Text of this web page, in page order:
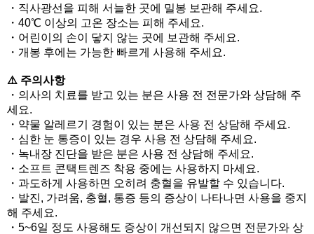
・직사광선을 피해 서늘한 곳에 밀봉 보관해 주세요.
・40℃ 이상의 고온 장소는 피해 주세요.
・어린이의 손이 닿지 않는 곳에 보관해 주세요.
・개봉 후에는 가능한 빠르게 사용해 주세요.
⚠️ 주의사항
・의사의 치료를 받고 있는 분은 사용 전 전문가와 상담해 주
세요.
・약물 알레르기 경험이 있는 분은 사용 전 상담해 주세요.
・심한 눈 통증이 있는 경우 사용 전 상담해 주세요.
・녹내장 진단을 받은 분은 사용 전 상담해 주세요.
・소프트 콘택트렌즈 착용 중에는 사용하지 마세요.
・과도하게 사용하면 오히려 충혈을 유발할 수 있습니다.
・발진, 가려움, 충혈, 통증 등의 증상이 나타나면 사용을 중지
해 주세요.
・5~6일 정도 사용해도 증상이 개선되지 않으면 전문가와 상